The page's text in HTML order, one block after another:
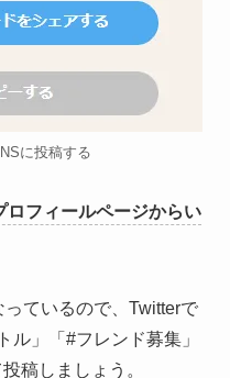
に投稿する
ロフィールページからい
ているので、Twitterで
ル」「#フレンド募集」
稿しましょう。